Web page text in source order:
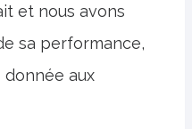
et nous avons
sa performance,
donnée aux